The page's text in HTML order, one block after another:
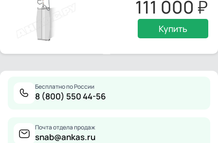
111 000
Купить
Бесплатно по России
8 (800) 550 44-56
Почта отдела продаж
snab@ankas.ru